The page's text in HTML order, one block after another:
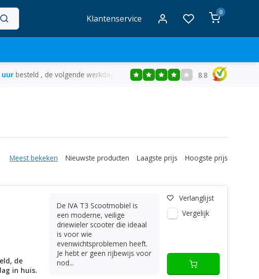
Klantenservice
0
uur besteld , de volgende werkdag in huis Gratisbezorging vanaf €50
8.8
Meest bekeken Nieuwste producten Laagste prijs Hoogste prijs
de
in huis.
De IVA T3 Scootmobiel is
een moderne, veilige
driewieler scooter die ideaal
is voor wie
evenwichtsproblemen heeft.
Je hebt er geen rijbewijs voor
nod...
Verlanglijst
Vergelijk